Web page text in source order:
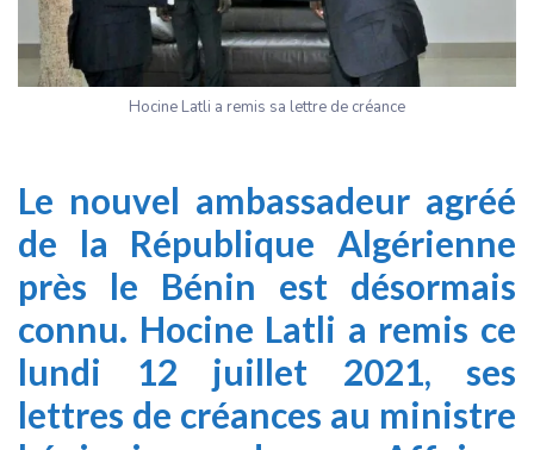
Hocine Latli a remis sa lettre de créance
Le nouvel ambassadeur agréé
de la République Algérienne
près le Bénin est désormais
connu. Hocine Latli a remis ce
lundi 12 juillet 2021, ses
lettres de créances au ministre